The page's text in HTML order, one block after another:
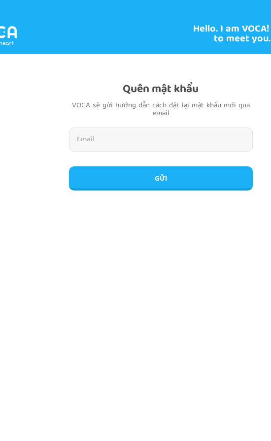
Hello. I am
to meet you.
Quên mật khẩu
VOCA sẽ gửi hướng dẫn cách đặt lại mật khẩu mới qua
email
GỬI